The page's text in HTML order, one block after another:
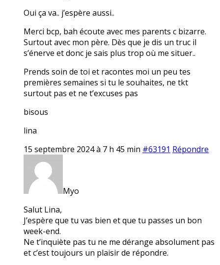
Oui ça va.. j’espère aussi..
Merci bcp, bah écoute avec mes parents c bizarre.
Surtout avec mon père. Dès que je dis un truc il
s’énerve et donc je sais plus trop où me situer..
Prends soin de toi et racontes moi un peu tes
premières semaines si tu le souhaites, ne tkt
surtout pas et ne t’excuses pas
bisous
lina
15 septembre 2024 à 7 h 45 min #63191 Répondre
Myo
Salut Lina,
J’espère que tu vas bien et que tu passes un bon
week-end.
Ne t’inquiète pas tu ne me dérange absolument pas
et c’est toujours un plaisir de répondre.